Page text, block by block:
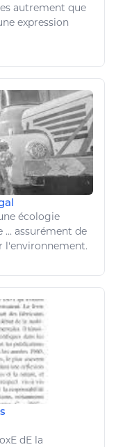
autrement que
expression
écologie
assurément de
l'environnement.
dE la